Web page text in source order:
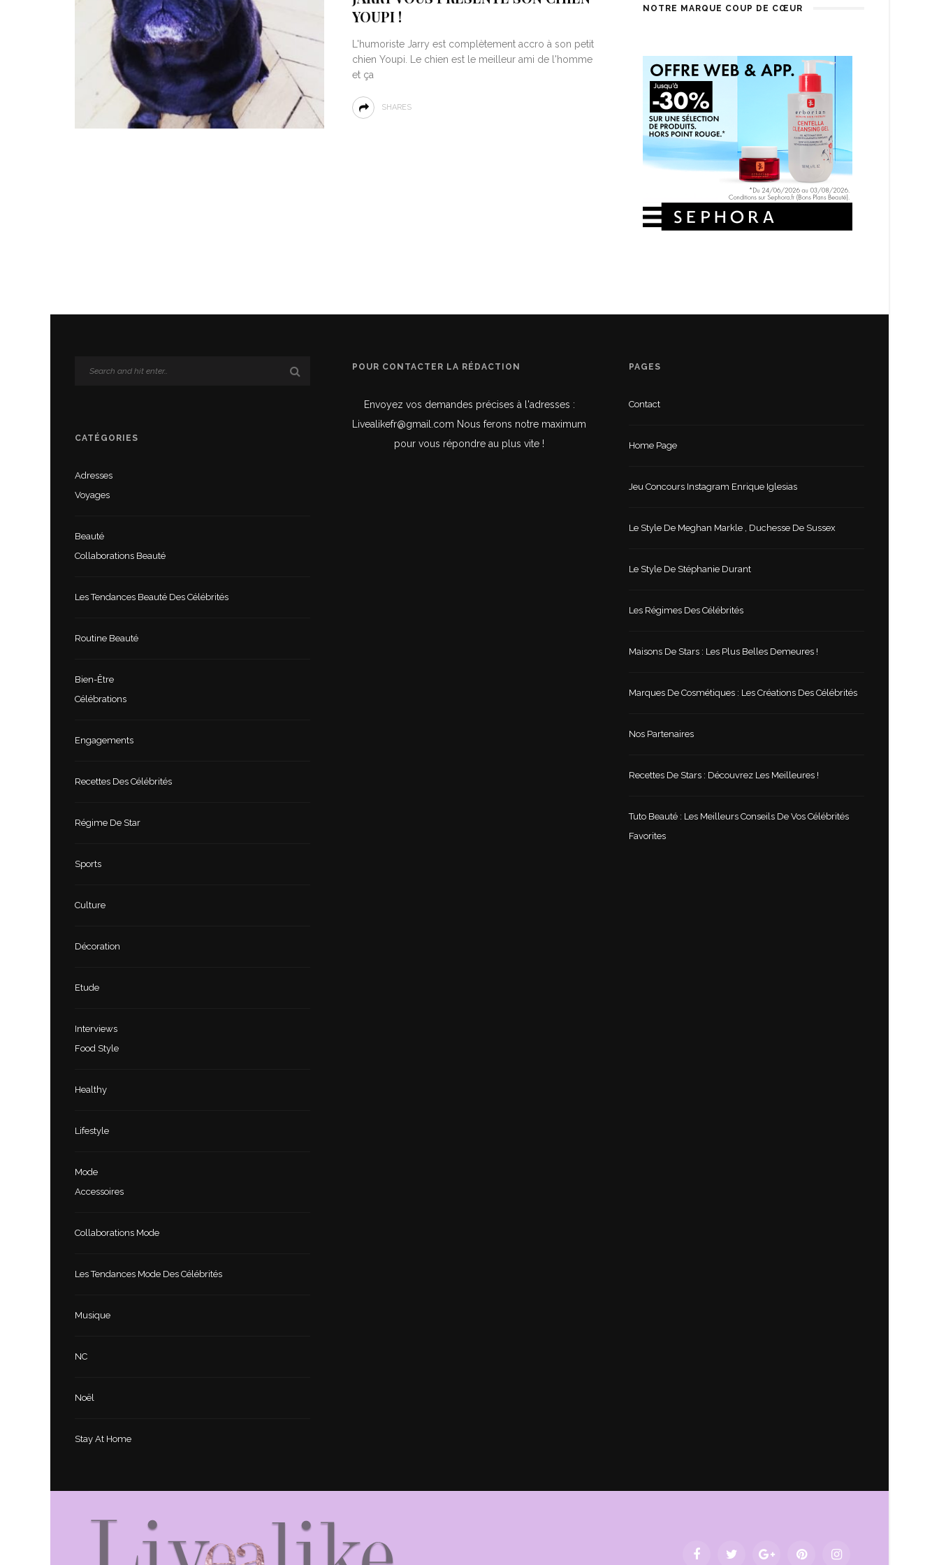
YOUPI !
L'humoriste Jarry est complètement accro à son petit
chien Youpi. Le chien est le meilleur ami de l'homme
et ça
SHARES
NOTRE MARQUE COUP DE CŒUR
CATÉGORIES
Adresses
Voyages
Beauté
Collaborations Beauté
Les Tendances Beauté Des Célébrités
Routine Beauté
Bien-Être
Célébrations
Engagements
Recettes Des Célébrités
Régime De Star
Sports
Culture
Décoration
Etude
Interviews
Food Style
Healthy
Lifestyle
Mode
Accessoires
Collaborations Mode
Les Tendances Mode Des Célébrités
Musique
NC
Noël
Stay At Home
POUR CONTACTER LA RÉDACTION
Envoyez vos demandes précises à l'adresses :
Livealikefr@gmail.com Nous ferons notre maximum
pour vous répondre au plus vite !
PAGES
Contact
Home Page
Jeu Concours Instagram Enrique Iglesias
Le Style De Meghan Markle , Duchesse De Sussex
Le Style De Stéphanie Durant
Les Régimes Des Célébrités
Maisons De Stars : Les Plus Belles Demeures !
Marques De Cosmétiques : Les Créations Des Célébrités
Nos Partenaires
Recettes De Stars : Découvrez Les Meilleures !
Tuto Beauté : Les Meilleurs Conseils De Vos Célébrités
Favorites